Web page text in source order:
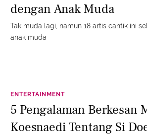
dengan Anak Muda
Tak muda lagi, namun 18 artis cantik ini
anak muda
ENTERTAINMENT
5 Pengalaman Berkesan
Koesnaedi Tentang Si